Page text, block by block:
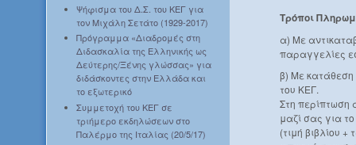
Ψήφισμα του Δ.Σ. του ΚΕΓ για
τον Μιχάλη Σετάτο (1929-2017)
Πρόγραμμα «Διαδρομές στη
Διδασκαλία της Ελληνικής ως
Δεύτερης/Ξένης γλώσσας» για
διδάσκοντες στην Ελλάδα και
το εξωτερικό
Συμμετοχή του ΚΕΓ σε
τριήμερο εκδηλώσεων στο
Παλέρμο της Ιταλίας (20/5/17)
Τρόποι
α) Με
παραγγελίες
β) Με κατάθεση
του ΚΕΓ.
Στη περίπτωση
μαζί σας για
(τιμή βιβλίου